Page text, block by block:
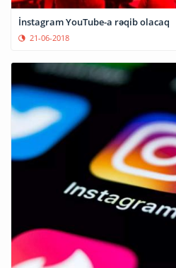
İnstagram YouTube-a rəqib olacaq
21-06-2018